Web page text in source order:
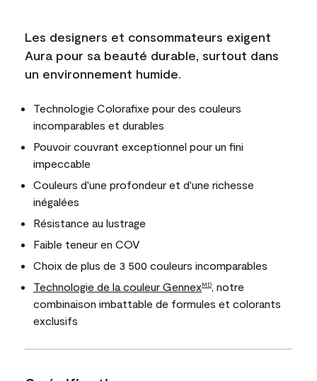
Les designers et consommateurs exigent
Aura pour sa beauté durable, surtout dans
un environnement humide.
Technologie Colorafixe pour des couleurs
incomparables et durables
Pouvoir couvrant exceptionnel pour un fini
impeccable
Couleurs d'une profondeur et d'une richesse
inégalées
Résistance au lustrage
Faible teneur en COV
Choix de plus de 3 500 couleurs incomparables
Technologie de la couleur GennexMD, notre
combinaison imbattable de formules et colorants
exclusifs